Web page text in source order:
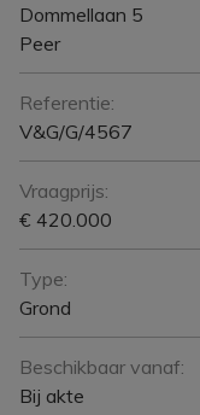
Dommellaan 5
Peer
Referentie:
V&G/G/4567
Vraagprijs:
€ 420.000
Type:
Grond
Beschikbaar vanaf:
Bij akte